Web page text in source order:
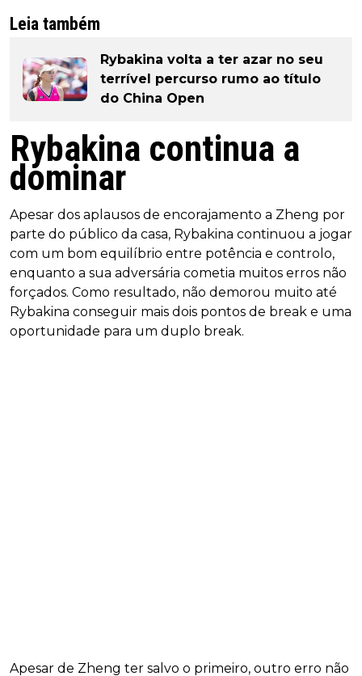
Leia também
Rybakina volta a ter azar no seu
terrível percurso rumo ao título
do China Open
Rybakina continua a
dominar
Apesar dos aplausos de encorajamento a Zheng por
parte do público da casa, Rybakina continuou a jogar
com um bom equilíbrio entre potência e controlo,
enquanto a sua adversária cometia muitos erros não
forçados. Como resultado, não demorou muito até
Rybakina conseguir mais dois pontos de break e uma
oportunidade para um duplo break.
Apesar de Zheng ter salvo o primeiro, outro erro não